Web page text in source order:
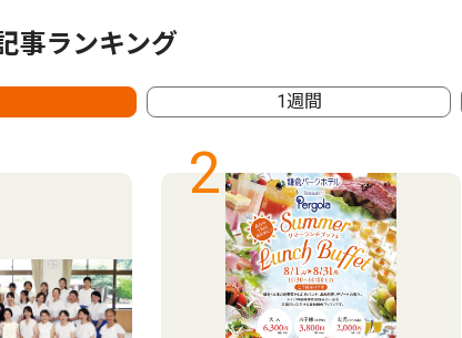
事ランキング
1週間
2